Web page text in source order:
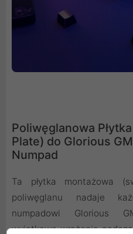
Poliwęglanowa
Plate) do Glorious
Numpad
Ta płytka montażowa
poliwęglanu nadaje
numpadowi Glorious
wyjątkowe wrażenia